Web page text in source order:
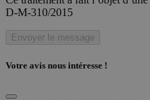
D-M-310/2015
Envoyer le message
Votre avis nous intéresse !